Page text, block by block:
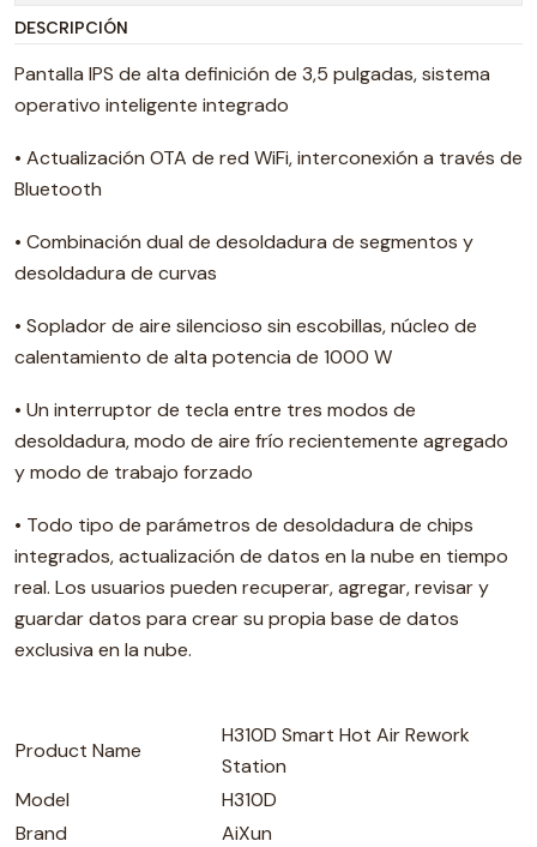
DESCRIPCIÓN
Pantalla IPS de alta definición de 3,5 pulgadas, sistema
operativo inteligente integrado
• Actualización OTA de red WiFi, interconexión a través de
Bluetooth
• Combinación dual de desoldadura de segmentos y
desoldadura de curvas
• Soplador de aire silencioso sin escobillas, núcleo de
calentamiento de alta potencia de 1000 W
• Un interruptor de tecla entre tres modos de
desoldadura, modo de aire frío recientemente agregado
y modo de trabajo forzado
• Todo tipo de parámetros de desoldadura de chips
integrados, actualización de datos en la nube en tiempo
real. Los usuarios pueden recuperar, agregar, revisar y
guardar datos para crear su propia base de datos
exclusiva en la nube.
Product Name
H310D Smart Hot Air Rework
Station
Model
H310D
Brand
AiXun